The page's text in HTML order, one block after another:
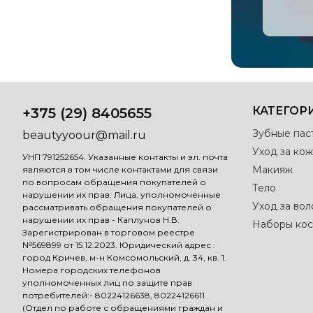
+375 (29) 8405655
beautyyoour@mail.ru
УНП 791252654. Указанные контакты и эл. почта
являются в том числе контактами для связи
по вопросам обращения покупателей о
нарушении их прав. Лица, уполномоченные
рассматривать обращения покупателей о
нарушении их прав - Каплунов Н.В.
Зарегистрирован в торговом реестре
№569899 от 15.12.2023. Юридический адрес :
город Кричев, м-н Комсомольский, д. 34, кв. 1.
Номера городских телефонов
уполномоченных лиц по защите прав
потребителей:- 80224126638, 80224126611
(Отдел по работе с обращениями граждан и
Зубные
Уход за
Макияж
Тело
Уход за
Наборы